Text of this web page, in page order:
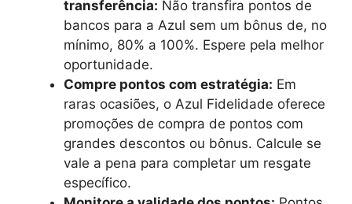
transferência: Não transfira pontos de
bancos para a Azul sem um bônus de, no
mínimo, 80% a 100%. Espere pela melhor
oportunidade.
Compre pontos com estratégia: Em
raras ocasiões, o Azul Fidelidade oferece
promoções de compra de pontos com
grandes descontos ou bônus. Calcule se
vale a pena para completar um resgate
específico.